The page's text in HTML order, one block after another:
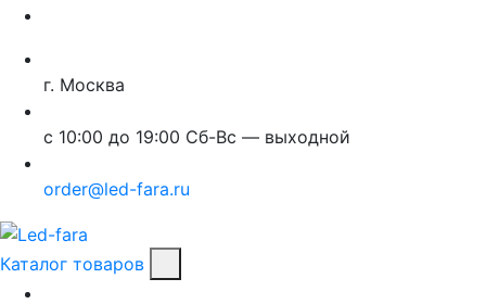
г. Москва
с 10:00 до 19:00 Сб-Вс — выходной
order@led-fara.ru
Каталог товаров